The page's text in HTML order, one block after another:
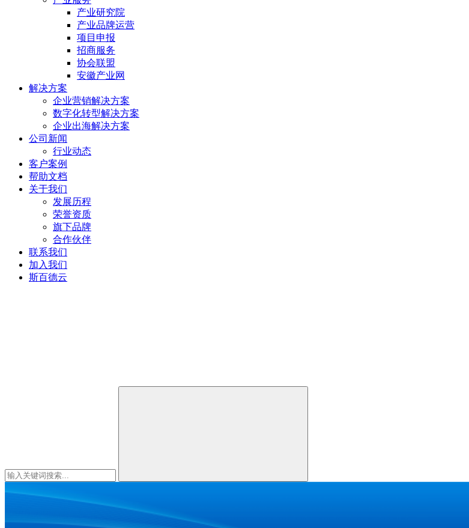
产业研究院
产业品牌运营
项目申报
招商服务
协会联盟
安徽产业网
解决方案
企业营销解决方案
数字化转型解决方案
企业出海解决方案
公司新闻
行业动态
客户案例
帮助文档
关于我们
发展历程
荣誉资质
旗下品牌
合作伙伴
联系我们
加入我们
斯百德云